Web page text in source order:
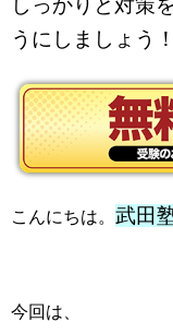
うにしましょう！
こんにちは。 武田
今回は、